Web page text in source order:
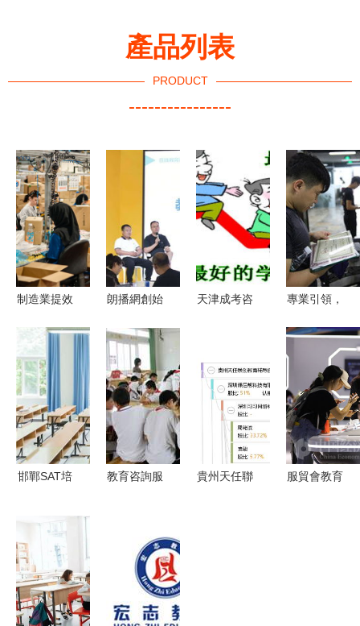
產品列表
PRODUCT
----------------
制造業提效
咨詢服務如
何借力數字
化實現轉身
朗播網創始
教師 教育
咨詢服務的
革新與堅守
天津成考咨
站式教育服
務指南
專業引領，
成都大立英
海航教育咨
詢中心的教
育咨詢服務
解析
邯鄲SAT培
新申途留學
與教育聯展
網攜手助力
留學夢
教育咨詢服
業教育解決
方案
貴州天任聯
服貿會教育